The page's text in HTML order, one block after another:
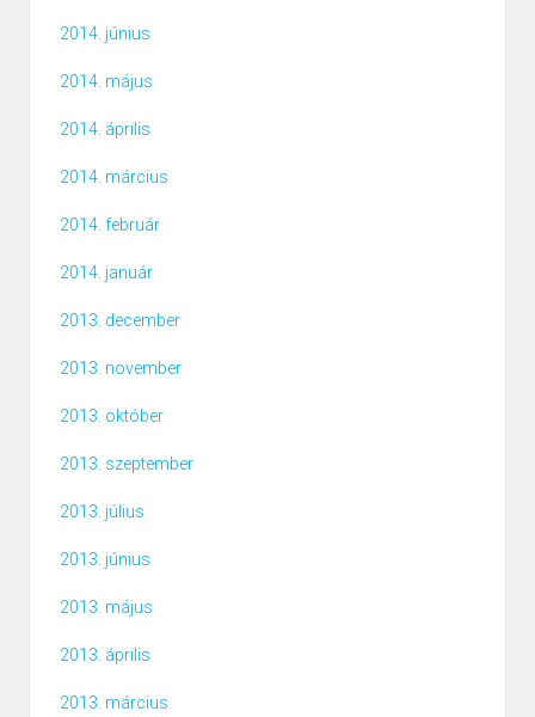
2014. június
2014. május
2014. április
2014. március
2014. február
2014. január
2013. december
2013. november
2013. október
2013. szeptember
2013. július
2013. június
2013. május
2013. április
2013. március